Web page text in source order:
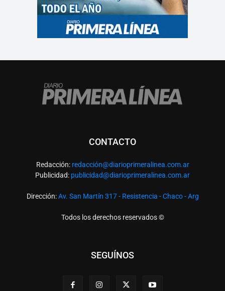
CONTACTO
Redacción: redacción@diarioprimeralinea.com.ar
Publicidad: publicidad@diarioprimeralinea.com.ar
Dirección:Av. San Martín 317 - Resistencia - Chaco - Arg
Todos los derechos reservados ©
SEGUÍNOS